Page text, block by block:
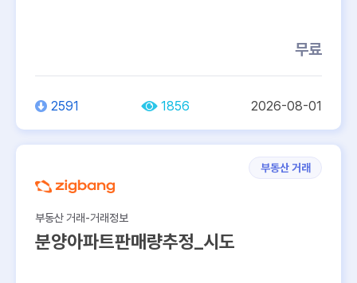
무료
2591 1856 2026-08-01
부동산 거래
부동산 거래-거래정보
분양아파트판매량추정_시도